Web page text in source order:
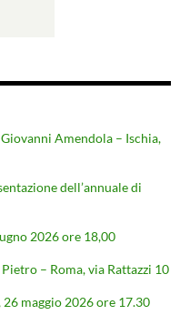
Amendola – Ischia,
dell’annuale di
2026 ore 18,00
– Roma, via Rattazzi 10
maggio 2026 ore 17.30